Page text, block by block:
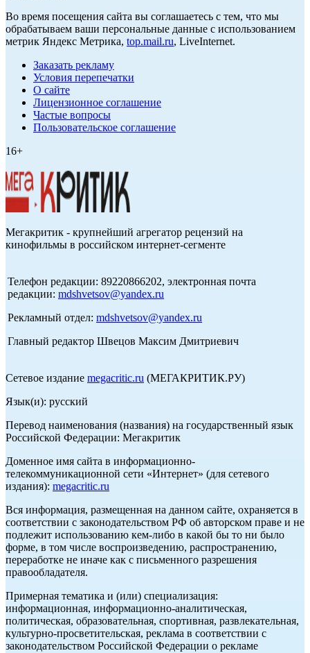
Во время посещения сайта вы соглашаетесь с тем, что мы
обрабатываем ваши персональные данные с использованием
метрик Яндекс Метрика, top.mail.ru, LiveInternet.
Заказать рекламу
Условия перепечатки
О сайте
Лицензионное соглашение
Частые вопросы
Пользовательское соглашение
16+
Мегакритик - крупнейший агрегатор рецензий на
кинофильмы в российском интернет-сегменте
Телефон редакции: 89220866202, электронная почта
редакции: mdshvetsov@yandex.ru
Рекламный отдел: mdshvetsov@yandex.ru
Главный редактор Швецов Максим Дмитриевич
Сетевое издание megacritic.ru (МЕГАКРИТИК.РУ)
Язык(и): русский
Перевод наименования (названия) на государственный язык
Российской Федерации: Мегакритик
Доменное имя сайта в информационно-
телекоммуникационной сети «Интернет» (для сетевого
издания): megacritic.ru
Вся информация, размещенная на данном сайте, охраняется в
соответствии с законодательством РФ об авторском праве и не
подлежит использованию кем-либо в какой бы то ни было
форме, в том числе воспроизведению, распространению,
переработке не иначе как с письменного разрешения
правообладателя.
Примерная тематика и (или) специализация:
информационная, информационно-аналитическая,
политическая, образовательная, спортивная, развлекательная,
культурно-просветительская, реклама в соответствии с
законодательством Российской Федерации о рекламе